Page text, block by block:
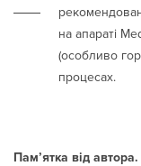
на апараті
(особливо
процесах.
Пам’ятка від автора.